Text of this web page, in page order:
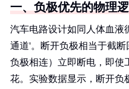
一、负极优先的物理
汽车电路设计如同人体血液
通道'。断开负极相当于截
负极相连）立即断电，即使
花。实验数据显示，断开负